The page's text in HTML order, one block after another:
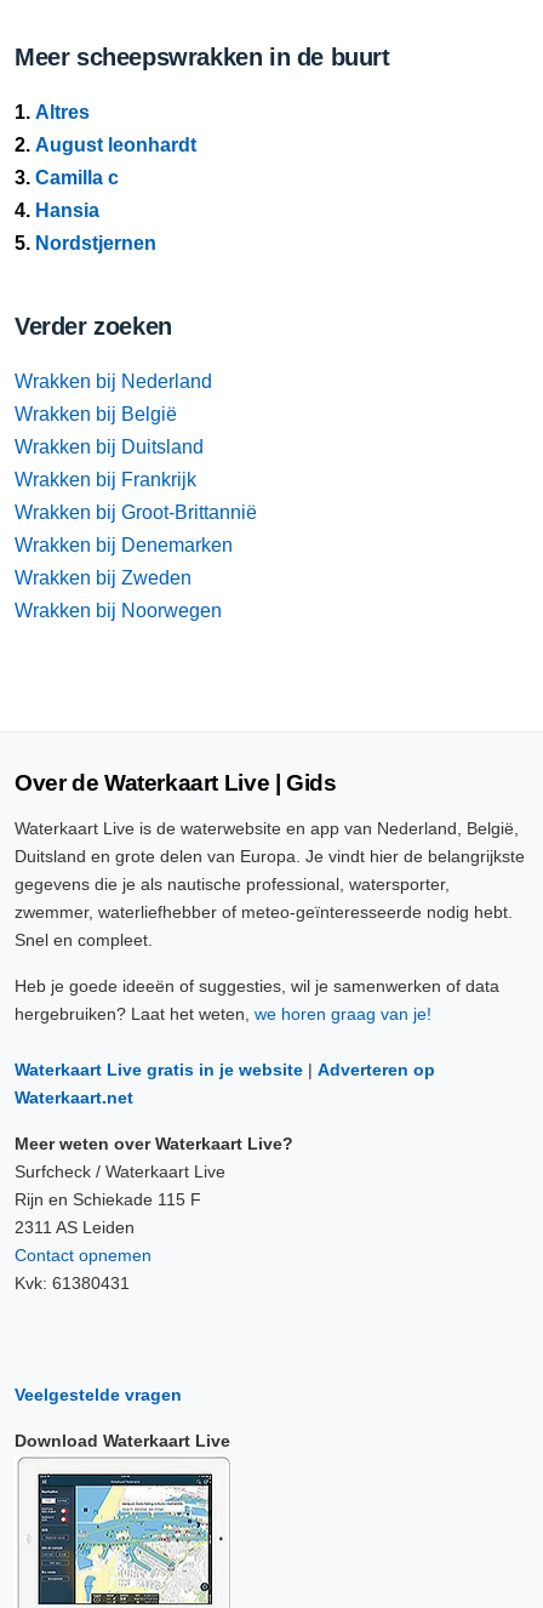
Meer scheepswrakken in de buurt
1. Altres
2. August leonhardt
3. Camilla c
4. Hansia
5. Nordstjernen
Verder zoeken
Wrakken bij Nederland
Wrakken bij België
Wrakken bij Duitsland
Wrakken bij Frankrijk
Wrakken bij Groot-Brittannië
Wrakken bij Denemarken
Wrakken bij Zweden
Wrakken bij Noorwegen
Over de Waterkaart Live | Gids
Waterkaart Live is de waterwebsite en app van Nederland, België,
Duitsland en grote delen van Europa. Je vindt hier de belangrijkste
gegevens die je als nautische professional, watersporter,
zwemmer, waterliefhebber of meteo-geïnteresseerde nodig hebt.
Snel en compleet.
Heb je goede ideeën of suggesties, wil je samenwerken of data
hergebruiken? Laat het weten, we horen graag van je!
Waterkaart Live gratis in je website | Adverteren op
Waterkaart.net
Meer weten over Waterkaart Live?
Surfcheck / Waterkaart Live
Rijn en Schiekade 115 F
2311 AS Leiden
Contact opnemen
Kvk: 61380431
Veelgestelde vragen
Download Waterkaart Live